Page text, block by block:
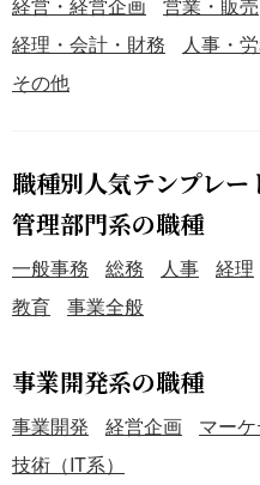
経理・会計・財務
人事・
その他
職種別人気テンプレー
管理部門系の職種
一般事務 総務 人事 経理
教育
事業全般
事業開発系の職種
事業開発 経営企画 マー
技術（IT系）